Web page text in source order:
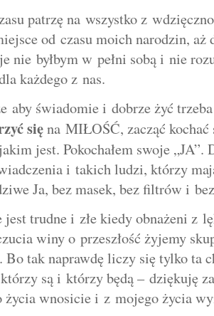
patrzę na wszystko z
od czasu moich narodzin,
nie byłbym w pełni sobą i nie
każdego z nas.
aby świadomie i dobrze żyć
sięna MIŁOŚĆ, zacząć
jest. Pokochałem swoje „JA”.
i takich ludzi, którzy
Ja, bez masek, bez filtrów i
trudne i złe kiedy obnażeni z
winy o przeszłość żyjemy
tak naprawdę liczy się tylko ta
są i którzy będą – dziękuję
życia wnosicie i z mojego życia